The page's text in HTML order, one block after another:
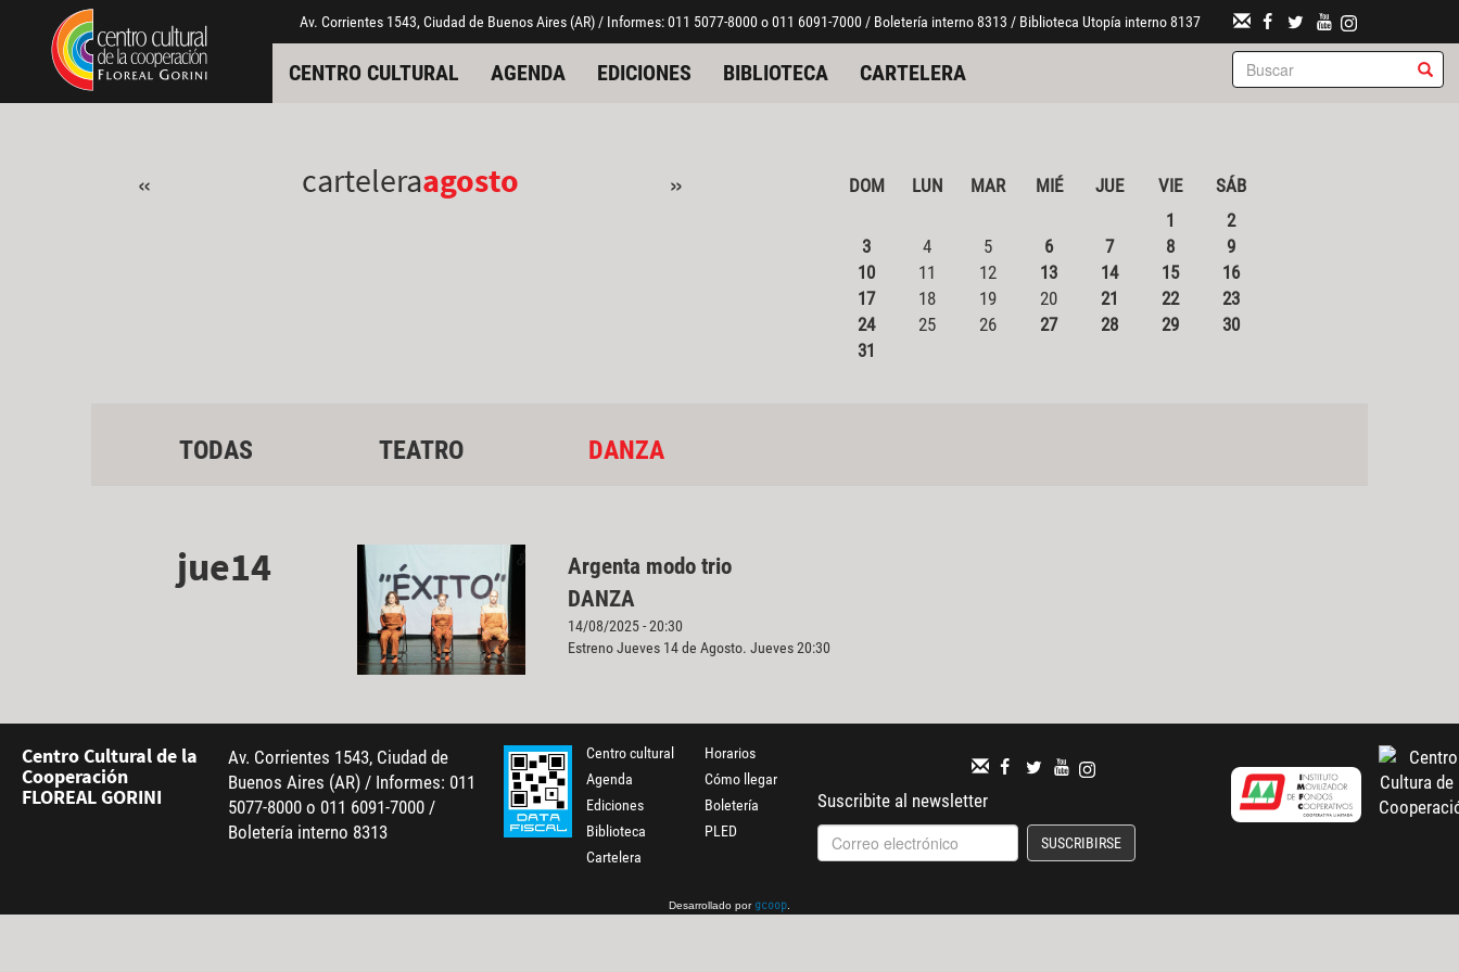
Pasar al contenido principal
Jump to main content Av. Corrientes 1543, Ciudad de Buenos Aires (AR) / Informes: 011 5077-8000 o 011 6091-7000 / Boletería interno 8313 / Biblioteca Utopía interno 8137
CENTRO CULTURAL AGENDA EDICIONES BIBLIOTECA CARTELERA
« carteleraagosto » DOM LUN MAR MIÉ JUE VIE
SÁB
1
2
3
4 5 6 7 8
9
10
11 12 13 14 15
16
17
18 19 20 21 22
23
24
25 26 27 28 29
30
31
TODAS TEATRO DANZA
jue14
Argenta modo trio
DANZA
14/08/2025 - 20:30
Estreno Jueves 14 de Agosto. Jueves 20:30
Centro Cultural de la
Cooperación
FLOREAL GORINI
Av. Corrientes 1543, Ciudad de
Buenos Aires (AR) / Informes: 011
5077-8000 o 011 6091-7000 /
Boletería interno 8313
Centro cultural
Agenda
Ediciones
Biblioteca
Cartelera
Horarios
Cómo llegar
Boletería
PLED
Suscribite al newsletter
SUSCRIBIRSE
Desarrollado por gcoop